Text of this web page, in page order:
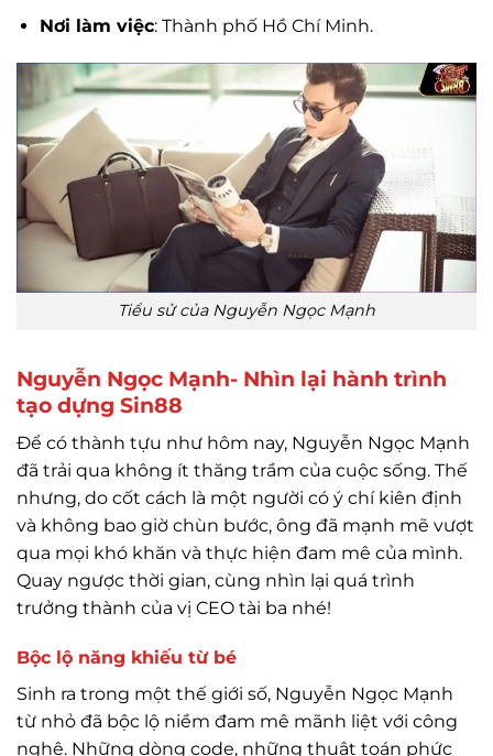
Nơi làm việc: Thành phố Hồ Chí Minh.
Tiểu sử của Nguyễn Ngọc Mạnh
Nguyễn Ngọc Mạnh- Nhìn lại hành trình
tạo dựng Sin88
Để có thành tựu như hôm nay, Nguyễn Ngọc Mạnh
đã trải qua không ít thăng trầm của cuộc sống. Thế
nhưng, do cốt cách là một người có ý chí kiên định
và không bao giờ chùn bước, ông đã mạnh mẽ vượt
qua mọi khó khăn và thực hiện đam mê của mình.
Quay ngược thời gian, cùng nhìn lại quá trình
trưởng thành của vị CEO tài ba nhé!
Bộc lộ năng khiếu từ bé
Sinh ra trong một thế giới số, Nguyễn Ngọc Mạnh
từ nhỏ đã bộc lộ niềm đam mê mãnh liệt với công
nghệ. Những dòng code, những thuật toán phức